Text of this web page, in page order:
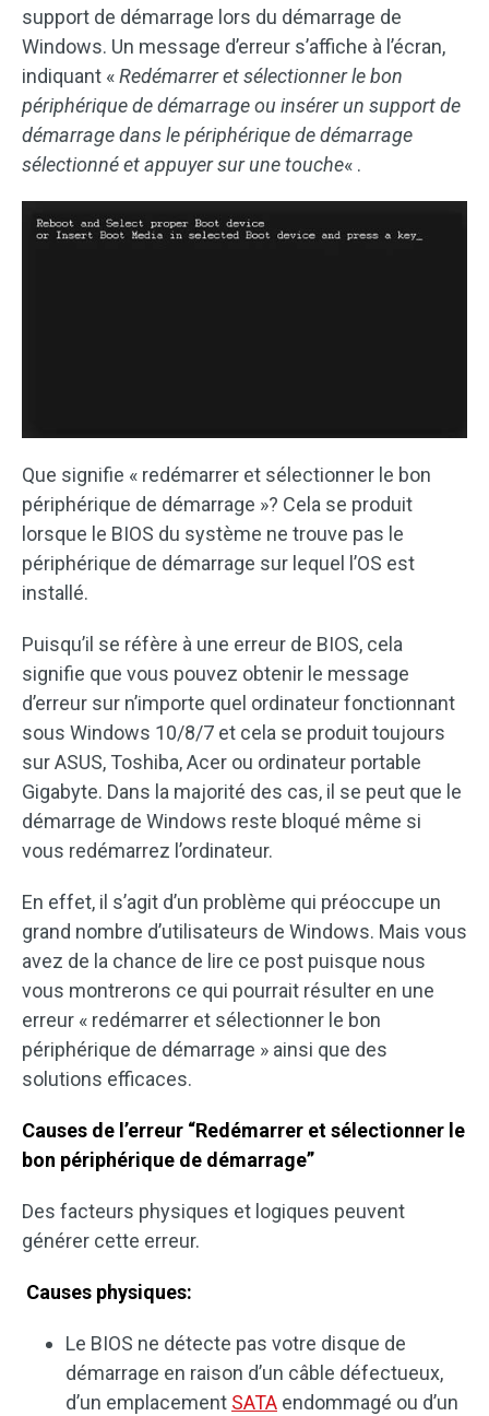
support de démarrage lors du démarrage de
Windows. Un message d’erreur s’affiche à l’écran,
indiquant «Redémarrer et sélectionner le bon
périphérique de démarrage ou insérer un support de
démarrage dans le périphérique de démarrage
sélectionné et appuyer sur une touche« .
Que signifie « redémarrer et sélectionner le bon
périphérique de démarrage »? Cela se produit
lorsque le BIOS du système ne trouve pas le
périphérique de démarrage sur lequel l’OS est
installé.
Puisqu’il se réfère à une erreur de BIOS, cela
signifie que vous pouvez obtenir le message
d’erreur sur n’importe quel ordinateur fonctionnant
sous Windows 10/8/7 et cela se produit toujours
sur ASUS, Toshiba, Acer ou ordinateur portable
Gigabyte. Dans la majorité des cas, il se peut que le
démarrage de Windows reste bloqué même si
vous redémarrez l’ordinateur.
En effet, il s’agit d’un problème qui préoccupe un
grand nombre d’utilisateurs de Windows. Mais vous
avez de la chance de lire ce post puisque nous
vous montrerons ce qui pourrait résulter en une
erreur « redémarrer et sélectionner le bon
périphérique de démarrage » ainsi que des
solutions efficaces.
Causes de l’erreur “Redémarrer et sélectionner le
bon périphérique de démarrage”
Des facteurs physiques et logiques peuvent
générer cette erreur.
Causes physiques:
Le BIOS ne détecte pas votre disque de
démarrage en raison d’un câble défectueux,
d’un emplacement SATA endommagé ou d’un